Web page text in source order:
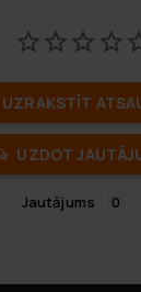
UZRAKSTĪT
UZDOT
Jautājums